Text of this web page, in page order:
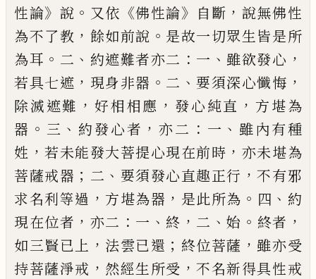
性論》 說 。 又依 《佛性論》 自斷 ， 說無佛性
為不了教 ， 餘如前說 。 是故一切眾生皆是所
為耳 。 二 、 約遮難者亦二 ： 一 、雖欲發心 ，
若具七遮 ， 現身非器 。 二 、要須深心懺悔 ，
除滅遮難 ， 好相相應 ， 發心純直 ， 方堪為
器 。 三 、 約發心者 ，亦二 ： 一 、雖內有種
姓 ，若未能發大菩提心現在前時 ， 亦未堪為
菩薩戒器 ； 二 、 要須發心直趣正行 ，不有邪
求名利等過 ， 方堪為器 ， 是此所為 。 四 、 約
現在位者 ， 亦二 ： 一 、 終 ， 二 、始 。 終者 ，
如三賢已上 ， 法雲已還 ； 終位菩薩 ，雖亦受
持菩薩淨戒 ， 然經生所受 ，不名新得具性戒